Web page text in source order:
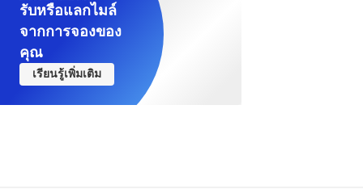
รับหรือแลกไมล์
จากการจองของ
คุณ
เรียนรู้เพิ่มเติม